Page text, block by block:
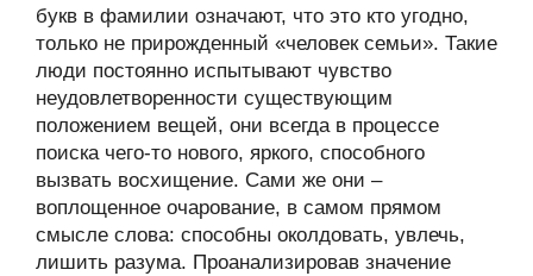
букв в фамилии означают, что это кто угодно,
только не прирожденный «человек семьи». Такие
люди постоянно испытывают чувство
неудовлетворенности существующим
положением вещей, они всегда в процессе
поиска чего-то нового, яркого, способного
вызвать восхищение. Сами же они –
воплощенное очарование, в самом прямом
смысле слова: способны околдовать, увлечь,
лишить разума. Проанализировав значение